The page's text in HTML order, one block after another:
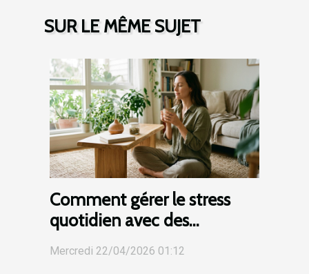
SUR LE MÊME SUJET
Comment gérer le stress
quotidien avec des
méthodes naturelles ?
Mercredi 22/04/2026 01:12